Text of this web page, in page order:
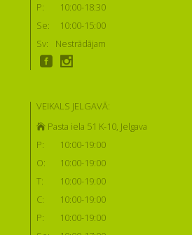
P:
10:00-18:30
Se:
10:00-15:00
Sv:
Nestrādājam
VEIKALS JELGAVĀ:
Pasta iela 51 K-10, Jelgava
P:
10:00-19:00
O:
10:00-19:00
T:
10:00-19:00
C:
10:00-19:00
P:
10:00-19:00